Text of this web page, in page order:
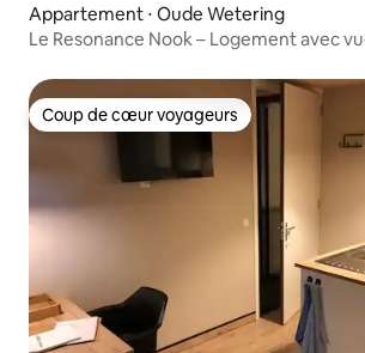
Appartement ⋅ Oude Wetering
Le Resonance Nook – Logement avec
Coup de cœur voyageurs
Coup de cœur voyageurs